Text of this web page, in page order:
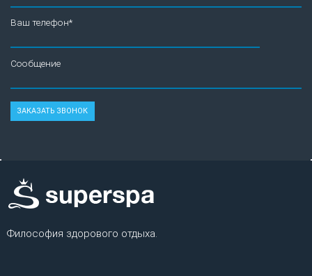
Ваш телефон*
Сообщение
Философия здорового отдыха.